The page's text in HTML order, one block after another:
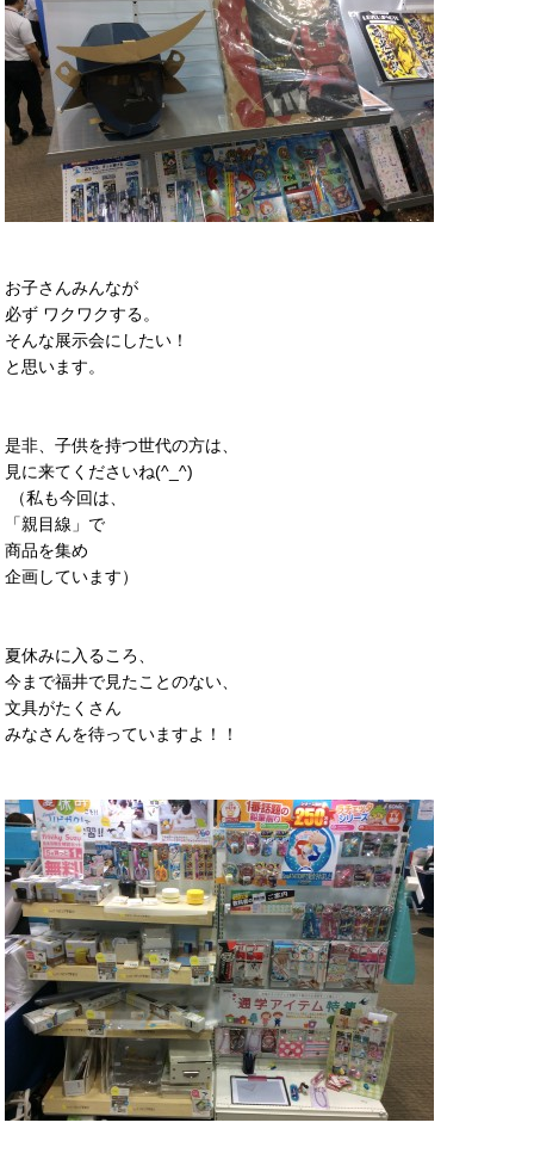
お子さんみんなが
必ず ワクワクする。
そんな展示会にしたい！
と思います。
是非、子供を持つ世代の方は、
見に来てくださいね(^_^)
（私も今回は、
「親目線」で
商品を集め
企画しています）
夏休みに入るころ、
今まで福井で見たことのない、
文具がたくさん
みなさんを待っていますよ！！